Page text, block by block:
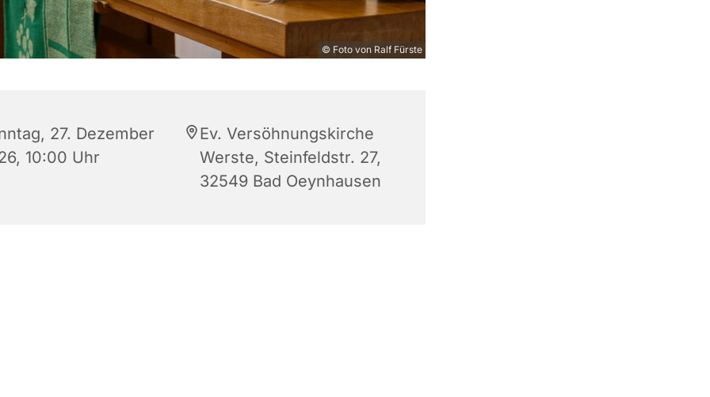
© Foto von Ralf Fürste
27. Dezember
10:00 Uhr
Ev. Versöhnungskirche
Werste, Steinfeldstr. 27,
32549 Bad Oeynhausen